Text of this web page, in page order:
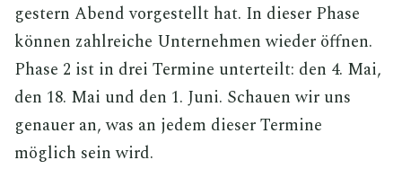
gestern Abend vorgestellt hat. In dieser Phase
können zahlreiche Unternehmen wieder öffnen.
Phase 2 ist in drei Termine unterteilt: den 4. Mai,
den 18. Mai und den 1. Juni. Schauen wir uns
genauer an, was an jedem dieser Termine
möglich sein wird.